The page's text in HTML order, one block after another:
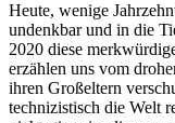
Heute, wenige
undenkbar und in die
2020 diese
erzählen uns vom
ihren Großeltern
technizistisch die Welt